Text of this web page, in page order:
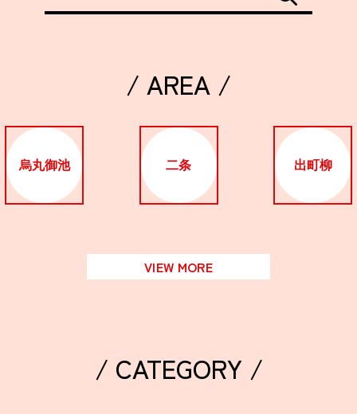
/ AREA /
烏丸御池 二条 出町柳
VIEW MORE
/ CATEGORY /